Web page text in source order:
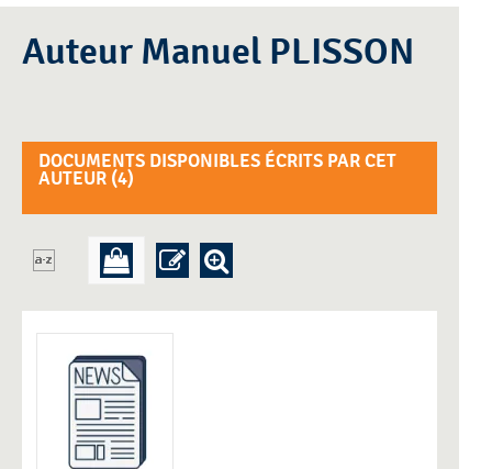
Auteur Manuel PLISSON
DOCUMENTS DISPONIBLES ÉCRITS PAR CET
AUTEUR (4)